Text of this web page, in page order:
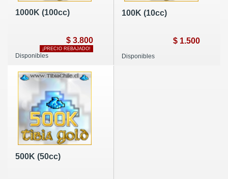
1000K (100cc)
$ 3.800
¡PRECIO REBAJADO!
Disponibles
100K (10cc)
$ 1.500
Disponibles
500K (50cc)